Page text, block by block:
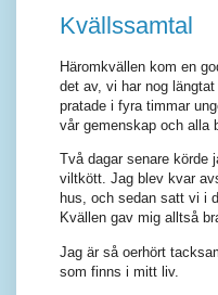
Kvällssamtal
Häromkvällen kom en
det av, vi har nog
pratade i fyra timmar
vår gemenskap och alla
Två dagar senare körde
viltkött. Jag blev kvar
hus, och sedan satt vi i
Kvällen gav mig alltså
Jag är så oerhört
som finns i mitt liv.